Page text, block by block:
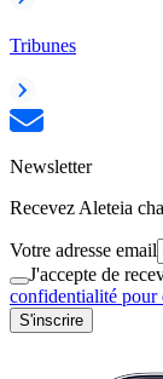
Tribunes
Newsletter
Recevez Aleteia
Votre adresse email
J'accepte de
confidentialité pour
S'inscrire